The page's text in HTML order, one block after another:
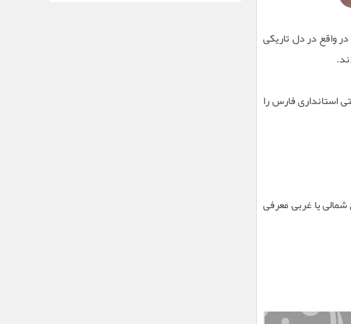
واقع در دل تاریکی
استانداری فارس را
یا غربی معرفی